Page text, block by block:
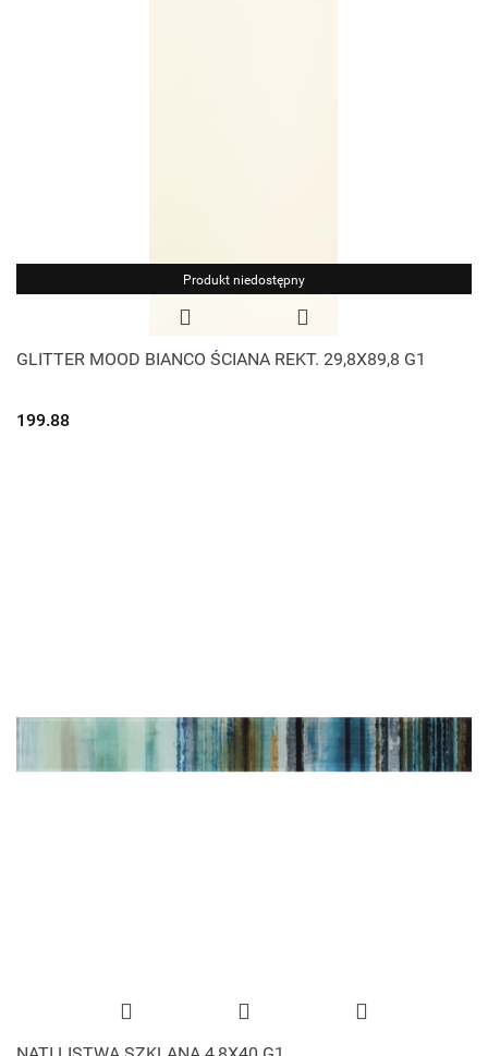
Produkt niedostępny
GLITTER MOOD BIANCO ŚCIANA REKT. 29,8X89,8 G1
199.88